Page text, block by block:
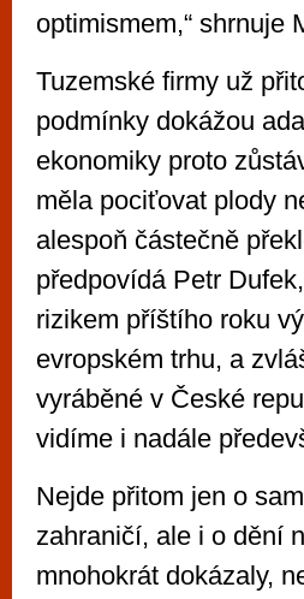
optimismem,“ shrnuje
Tuzemské firmy už
podmínky dokážou
ekonomiky proto
měla pociťovat plody
alespoň částečně
předpovídá Petr
rizikem příštího roku
evropském trhu, a
vyráběné v České
vidíme i nadále
Nejde přitom jen o
zahraničí, ale i o dění
mnohokrát dokázaly,